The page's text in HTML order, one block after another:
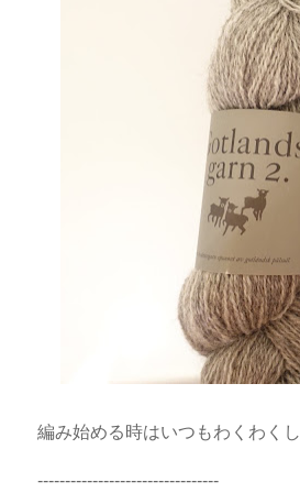
編み始める時はいつもわくわく
---------------------------------